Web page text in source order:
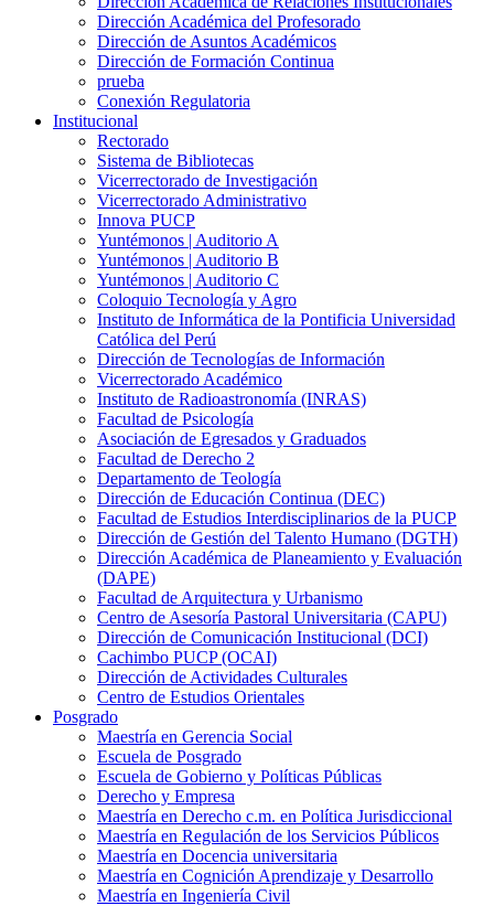
Dirección Académica del Profesorado
Dirección de Asuntos Académicos
Dirección de Formación Continua
prueba
Conexión Regulatoria
Institucional
Rectorado
Sistema de Bibliotecas
Vicerrectorado de Investigación
Vicerrectorado Administrativo
Innova PUCP
Yuntémonos | Auditorio A
Yuntémonos | Auditorio B
Yuntémonos | Auditorio C
Coloquio Tecnología y Agro
Instituto de Informática de la Pontificia Universidad
Católica del Perú
Dirección de Tecnologías de Información
Vicerrectorado Académico
Instituto de Radioastronomía (INRAS)
Facultad de Psicología
Asociación de Egresados y Graduados
Facultad de Derecho 2
Departamento de Teología
Dirección de Educación Continua (DEC)
Facultad de Estudios Interdisciplinarios de la PUCP
Dirección de Gestión del Talento Humano (DGTH)
Dirección Académica de Planeamiento y Evaluación
(DAPE)
Facultad de Arquitectura y Urbanismo
Centro de Asesoría Pastoral Universitaria (CAPU)
Dirección de Comunicación Institucional (DCI)
Cachimbo PUCP (OCAI)
Dirección de Actividades Culturales
Centro de Estudios Orientales
Posgrado
Maestría en Gerencia Social
Escuela de Posgrado
Escuela de Gobierno y Políticas Públicas
Derecho y Empresa
Maestría en Derecho c.m. en Política Jurisdiccional
Maestría en Regulación de los Servicios Públicos
Maestría en Docencia universitaria
Maestría en Cognición Aprendizaje y Desarrollo
Maestría en Ingeniería Civil